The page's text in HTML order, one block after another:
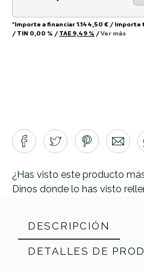
*Importe a financiar1.144,50 € / Importe
/ TIN 0,00 % / TAE 9,49 % /Ver más
¿Has visto este producto
Dinos donde lo has visto
DESCRIPCIÓN
DETALLES DE